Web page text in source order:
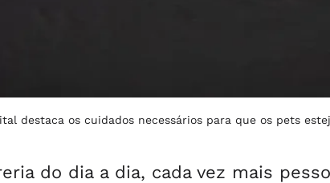
destaca os cuidados necessários para que os pets
do dia a dia, cada vez mais